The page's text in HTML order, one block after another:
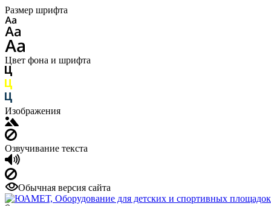
Размер шрифта
Цвет фона и шрифта
Изображения
Озвучивание текста
Обычная версия сайта